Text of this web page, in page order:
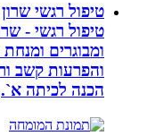
טיפול רגשי שרון
טיפול רגשי -
ומבוגרים ומנחת
והפרעות קשב
הכנה לכיתה א`.